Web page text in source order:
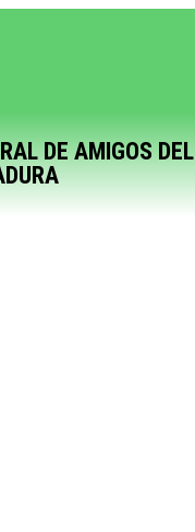
DE AMIGOS DEL